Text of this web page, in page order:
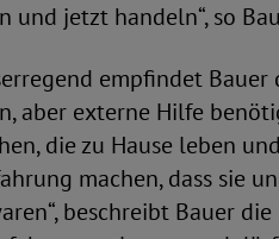
jetzt handeln“, so
empfindet
aber externe Hilfe
die zu Hause leben
machen, dass sie
beschreibt Bauer